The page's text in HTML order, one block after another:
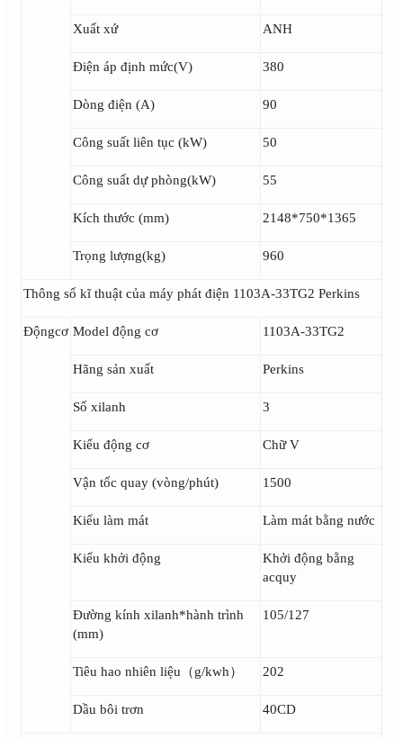
Xuất xứ ANH
Điện áp định mức(V) 380
Dòng điện (A) 90
Công suất liên tục (kW) 50
Công suất dự phòng(kW) 55
Kích thước (mm) 2148*750*1365
Trọng lượng(kg) 960
Thông số kĩ thuật của máy phát điện 1103A-33TG2 Perkins
Độngcơ Model động cơ 1103A-33TG2
Hãng sản xuất Perkins
Số xilanh 3
Kiểu động cơ Chữ V
Vận tốc quay (vòng/phút) 1500
Kiểu làm mát Làm mát bằng nước
Kiểu khởi động
Khởi động bằng
acquy
Đường kính xilanh*hành trình
(mm)
105/127
Tiêu hao nhiên liệu（g/kwh） 202
Dầu bôi trơn 40CD